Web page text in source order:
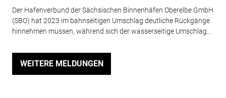
Der Hafenverbund der Sächsischen Binnenhäfen Oberelbe GmbH
(SBO) hat 2023 im bahnseitigen Umschlag deutliche Rückgänge
hinnehmen müssen, während sich der wasserseitige Umschlag...
WEITERE MELDUNGEN